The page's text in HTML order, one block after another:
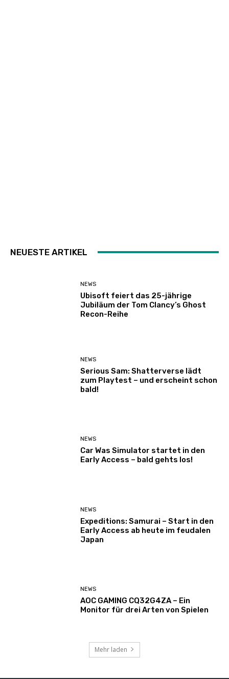
NEUESTE ARTIKEL
NEWS
Ubisoft feiert das 25-jährige
Jubiläum der Tom Clancy’s Ghost
Recon-Reihe
NEWS
Serious Sam: Shatterverse lädt
zum Playtest – und erscheint schon
bald!
NEWS
Car Was Simulator startet in den
Early Access – bald gehts los!
NEWS
Expeditions: Samurai – Start in den
Early Access ab heute im feudalen
Japan
NEWS
AOC GAMING CQ32G4ZA – Ein
Monitor für drei Arten von Spielen
Mehr laden